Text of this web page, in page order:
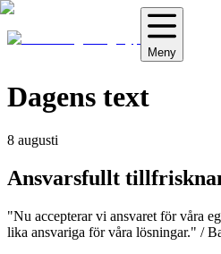
Meny
Dagens text
8 augusti
Ansvarsfullt
"Nu accepterar vi ansvaret för våra
lika ansvariga för våra lösningar." /